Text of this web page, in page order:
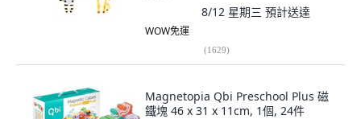
8/12 星期三 預計送達
WOW免運
(1629)
Magnetopia Qbi Preschool Plus 磁
鐵塊 46 x 31 x 11cm, 1個, 24件